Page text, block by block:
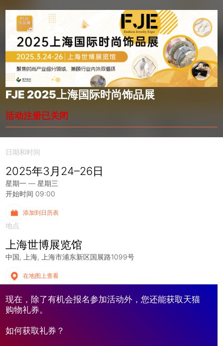
FJE 2025上海国际时尚饰品展
活动注册已关闭
日期和时间
2025年3月24–26日
星期一 — 星期三
开始时间 09:00
添加到日历表
地点
上海世博展览馆
中国 上海 上海市浦东新区国展路1099号
在地图上查看
现在，除了有机会报名参加活动外，您还能获取天猫
购物礼券。
如何获取礼券？